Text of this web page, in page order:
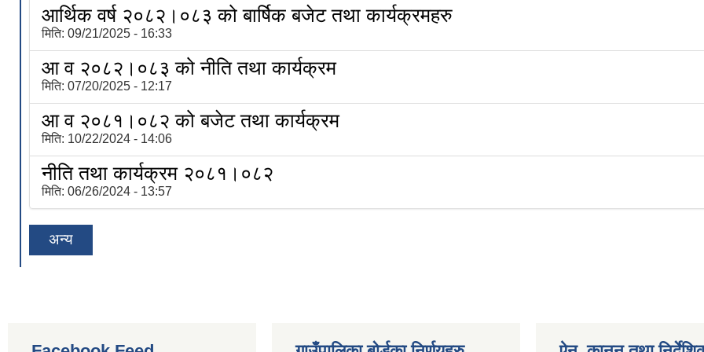
आर्थिक वर्ष २०८२।०८३ को बार्षिक बजेट तथा कार्यक्रमहरु
मिति: 09/21/2025 - 16:33
आ व २०८२।०८३ को नीति तथा कार्यक्रम
मिति: 07/20/2025 - 12:17
आ व २०८१।०८२ को बजेट तथा कार्यक्रम
मिति: 10/22/2024 - 14:06
नीति तथा कार्यक्रम २०८१।०८२
मिति: 06/26/2024 - 13:57
अन्य